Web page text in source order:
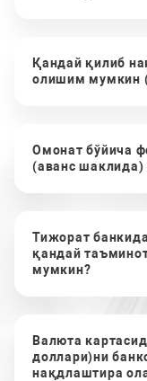
Қандай қилиб
олишим мумкин
Омонат бўйича
(аванс
Тижорат
қандай
мумкин?
Валюта
доллари)ни
нақдлаштира